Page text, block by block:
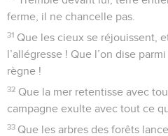
ferme, il ne chancelle pas.
31 Que les cieux se réjouissent,
l’allégresse ! Que l’on dise
règne !
32 Que la mer retentisse avec
campagne exulte avec tout ce
33 Que les arbres des forêts